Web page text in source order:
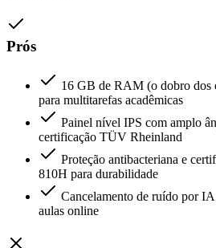
Prós
16 GB de RAM (o dobro dos
para multitarefas acadêmicas
Painel nível IPS com amplo
certificação TÜV Rheinland
Proteção antibacteriana e
810H para durabilidade
Cancelamento de ruído por
aulas online